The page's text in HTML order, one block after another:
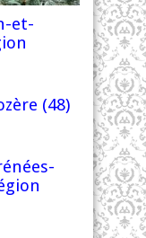
et-
(48)